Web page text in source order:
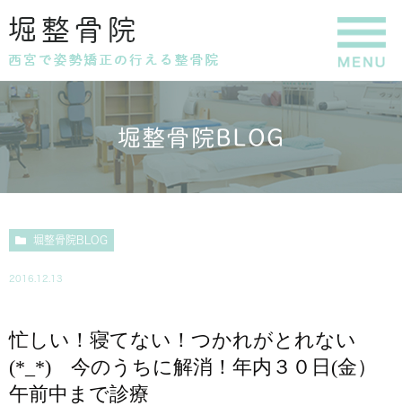
堀整骨院BLOG
堀整骨院BLOG
2016.12.13
忙しい！寝てない！つかれがとれない
(*_*) 今のうちに解消！年内３０日(金）
午前中まで診療